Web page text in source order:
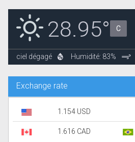
28.95° C
ciel dégagé Humidité: 83%
Exchange rate
1.154 USD
1.616 CAD